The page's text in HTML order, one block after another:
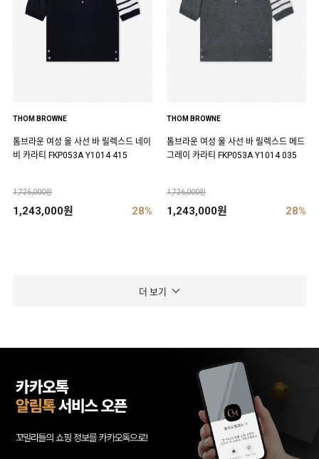
THOM BROWNE
톰브라운 여성 울 사선 바 릴렉스드 네이
비 카라티 FKP053A Y1014 415
1,726,000원
1,243,000원 28%
THOM BROWNE
톰브라운 여성 울 사선 바 릴렉스드 메드
그레이 카라티 FKP053A Y1014 035
1,726,000원
1,243,000원 28%
더 보기